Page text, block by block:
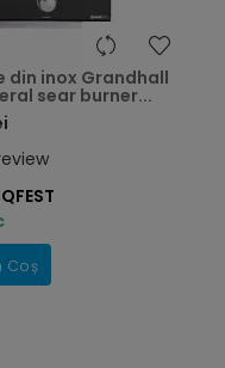
din inox Grandhall
sear burner...
Coș